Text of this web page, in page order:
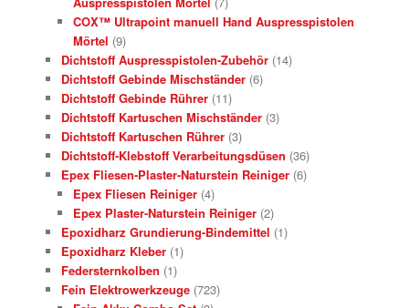
COX™ Ultrapoint manuell Hand Auspresspistolen
Mörtel (9)
Dichtstoff Auspresspistolen-Zubehör (14)
Dichtstoff Gebinde Mischständer (6)
Dichtstoff Gebinde Rührer (11)
Dichtstoff Kartuschen Mischständer (3)
Dichtstoff Kartuschen Rührer (3)
Dichtstoff-Klebstoff Verarbeitungsdüsen (36)
Epex Fliesen-Plaster-Naturstein Reiniger (6)
Epex Fliesen Reiniger (4)
Epex Plaster-Naturstein Reiniger (2)
Epoxidharz Grundierung-Bindemittel (1)
Epoxidharz Kleber (1)
Federsternkolben (1)
Fein Elektrowerkzeuge (723)